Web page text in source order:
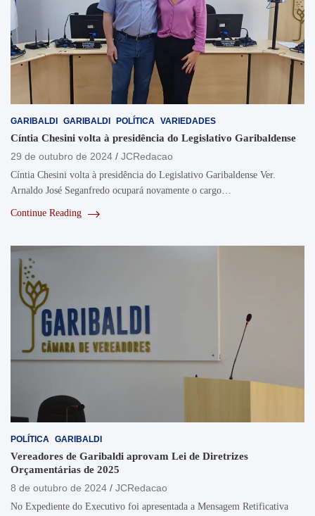
GARIBALDI GARIBALDI POLÍTICA VARIEDADES
Cíntia Chesini volta à presidência do Legislativo Garibaldense
29 de outubro de 2024
JCRedacao
Cíntia Chesini volta à presidência do Legislativo Garibaldense Ver.
Arnaldo José Seganfredo ocupará novamente o cargo…
Continue Reading
POLÍTICA GARIBALDI
Vereadores de Garibaldi aprovam Lei de Diretrizes
Orçamentárias de 2025
8 de outubro de 2024
JCRedacao
No Expediente do Executivo foi apresentada a Mensagem Retificativa